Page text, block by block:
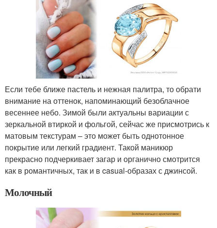
Если тебе ближе пастель и нежная палитра, то обрати
внимание на оттенок, напоминающий безоблачное
весеннее небо. Зимой были актуальны вариации с
зеркальной втиркой и фольгой, сейчас же присмотрись к
матовым текстурам – это может быть однотонное
покрытие или легкий градиент. Такой маникюр
прекрасно подчеркивает загар и органично смотрится
как в романтичных, так и в casual-образах с джинсой.
Молочный